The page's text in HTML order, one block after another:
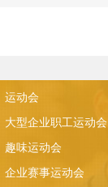
运动会
大型企业职工运动会
趣味运动会
企业赛事运动会